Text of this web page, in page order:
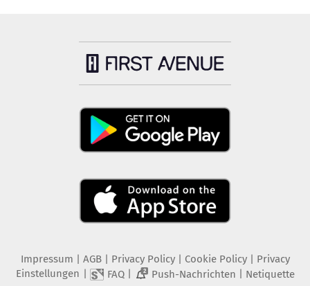
Impressum AGB Privacy Policy| Cookie Policy| Privacy
Einstellungen
FAQ| 2 Push-Nachrichten Netiquette